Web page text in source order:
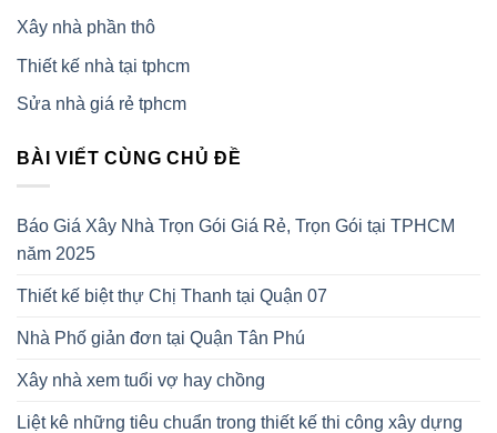
Xây nhà phần thô
Thiết kế nhà tại tphcm
Sửa nhà giá rẻ tphcm
BÀI VIẾT CÙNG CHỦ ĐỀ
Báo Giá Xây Nhà Trọn Gói Giá Rẻ, Trọn Gói tại TPHCM
năm 2025
Thiết kế biệt thự Chị Thanh tại Quận 07
Nhà Phố giản đơn tại Quận Tân Phú
Xây nhà xem tuổi vợ hay chồng
Liệt kê những tiêu chuẩn trong thiết kế thi công xây dựng